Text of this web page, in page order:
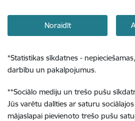
Noraidīt
*Statistikas sīkdatnes -
darbību un pakalpojumus.
**Sociālo mediju un trešo pušu
Jūs varētu dalīties ar saturu
mājaslapai pievienoto trešo pušu